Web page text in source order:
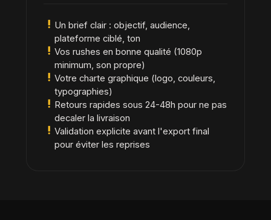
priority_high Un brief clair : objectif, audience,
plateforme ciblé, ton
priority_high Vos rushes en bonne qualité (1080p
minimum, son propre)
priority_high Votre charte graphique (logo, couleurs,
typographies)
priority_high Retours rapides sous 24-48h pour ne pas
decaler la livraison
priority_high Validation explicite avant l'export final
pour éviter les reprises